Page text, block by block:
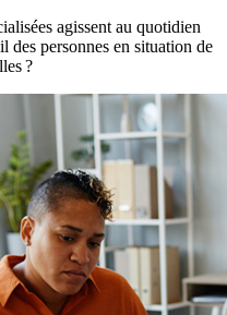
agissent au quotidien
des personnes en situation de
?